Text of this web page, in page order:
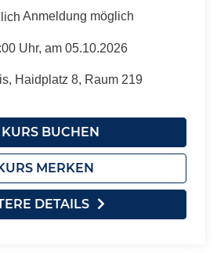
Anmeldung möglich
Uhr, am 05.10.2026
Haidplatz 8, Raum 219
BUCHEN
MERKEN
DETAILS